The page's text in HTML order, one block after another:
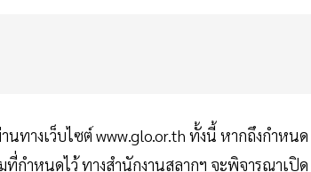
ทางเว็บไซต์ www.glo.or.th ทั้งนี้ หากถึงกำหนด
กำหนดไว้ ทางสำนักงานสลากฯ จะพิจารณาเปิด